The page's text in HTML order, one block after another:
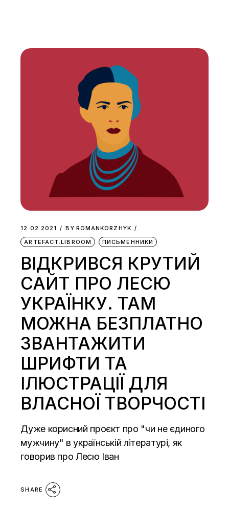
12.02.2021 BY ROMANKORZHYK
ARTEFACT.LIBROOM
ПИСЬМЕННИКИ
ВІДКРИВСЯ КРУТИЙ
САЙТ ПРО ЛЕСЮ
УКРАЇНКУ. ТАМ
МОЖНА БЕЗПЛАТНО
ЗВАНТАЖИТИ
ШРИФТИ ТА
ІЛЮСТРАЦІЇ ДЛЯ
ВЛАСНОЇ ТВОРЧОСТІ
Дуже корисний проєкт про "чи не єдиного
мужчину" в українській літературі, як
говорив про Лесю Іван
SHARE